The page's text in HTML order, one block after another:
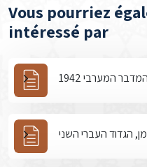
Vous pourriez
intéressé par
הגדוד העברי השני